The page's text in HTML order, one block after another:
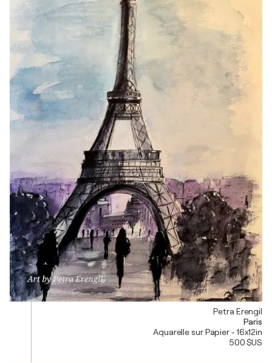
Petra Erengil
Paris
Aquarelle sur Papier - 16x12in
500 $US